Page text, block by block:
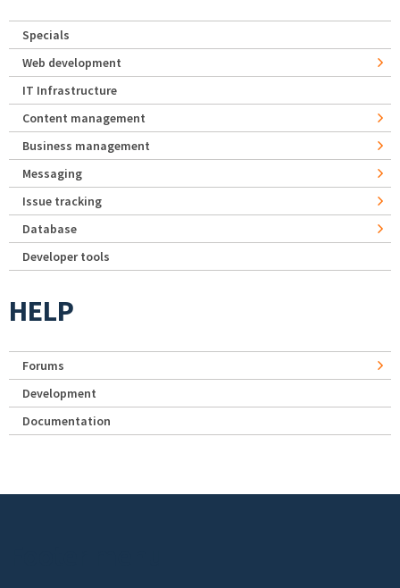
Specials
Web development
IT Infrastructure
Content management
Business management
Messaging
Issue tracking
Database
Developer tools
HELP
Forums
Development
Documentation